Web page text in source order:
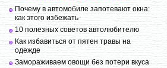
Почему в автомобиле запотевают окна:
как этого избежать
10 полезных советов автолюбителю
Как избавиться от пятен травы на
одежде
Замораживаем овощи без потери вкуса